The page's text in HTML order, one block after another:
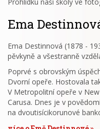
Prohlídku naší školy ve
Ema
Ema Destinnová (1878 -
pěvkyně a všestranně
Poprvé s obrovským
Dvorní opeře. Hostovala
V Metropolitní opeře v
Carusa. Dnes je v
na dvoutisícikorunové